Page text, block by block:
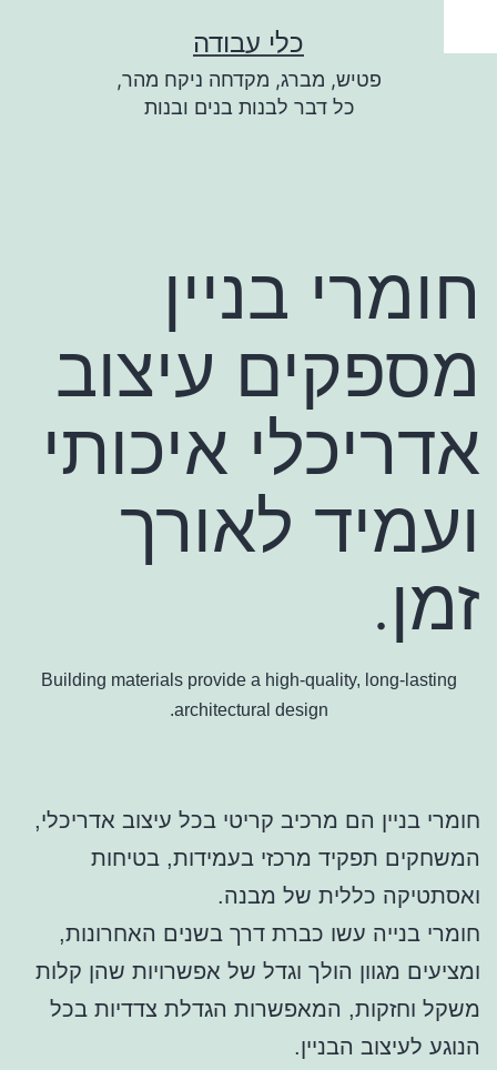
לתוכן
כלי עבודה
פטיש, מברג, מקדחה ניקח מהר,
כל דבר לבנות בנים ובנות
חומרי בניין
מספקים עיצוב
אדריכלי איכותי
ועמיד לאורך
זמן.
Building materials provide a high-quality, long-lasting
architectural design.
חומרי בניין הם מרכיב קריטי בכל עיצוב אדריכלי,
המשחקים תפקיד מרכזי בעמידות, בטיחות
ואסתטיקה כללית של מבנה.
חומרי בנייה עשו כברת דרך בשנים האחרונות,
ומציעים מגוון הולך וגדל של אפשרויות שהן קלות
משקל וחזקות, המאפשרות הגדלת צדדיות בכל
הנוגע לעיצוב הבניין.